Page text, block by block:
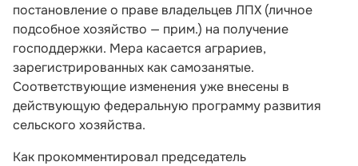
постановление о праве владельцев ЛПХ (личное
подсобное хозяйство — прим.) на получение
господдержки. Мера касается аграриев,
зарегистрированных как самозанятые.
Соответствующие изменения уже внесены в
действующую федеральную программу развития
сельского хозяйства.
Как прокомментировал председатель